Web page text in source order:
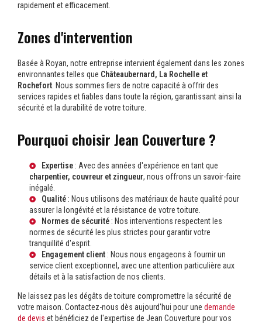
rapidement et efficacement.
Zones d'intervention
Basée à Royan, notre entreprise intervient également dans les zones
environnantes telles que Châteaubernard, La Rochelle et
Rochefort . Nous sommes fiers de notre capacité à offrir des
services rapides et fiables dans toute la région, garantissant ainsi la
sécurité et la durabilité de votre toiture.
Pourquoi choisir Jean Couverture ?
Expertise : Avec des années d'expérience en tant que
charpentier, couvreur et zingueur, nous offrons un savoir-faire
inégalé.
Qualité : Nous utilisons des matériaux de haute qualité pour
assurer la longévité et la résistance de votre toiture.
Normes de sécurité : Nos interventions respectent les
normes de sécurité les plus strictes pour garantir votre
tranquillité d'esprit.
Engagement client : Nous nous engageons à fournir un
service client exceptionnel, avec une attention particulière aux
détails et à la satisfaction de nos clients.
Ne laissez pas les dégâts de toiture compromettre la sécurité de
votre maison. Contactez-nous dès aujourd'hui pour une demande
de devis et bénéficiez de l'expertise de Jean Couverture pour vos